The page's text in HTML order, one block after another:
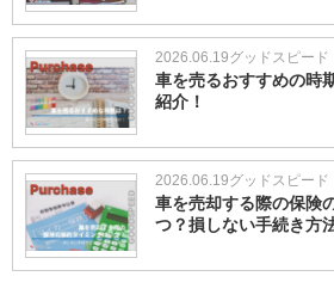
2026.06.19グッドスピード
車を売るおすすめの時
紹介！
2026.06.19グッドスピード
車を売却する際の保険
つ？損しない手続き方